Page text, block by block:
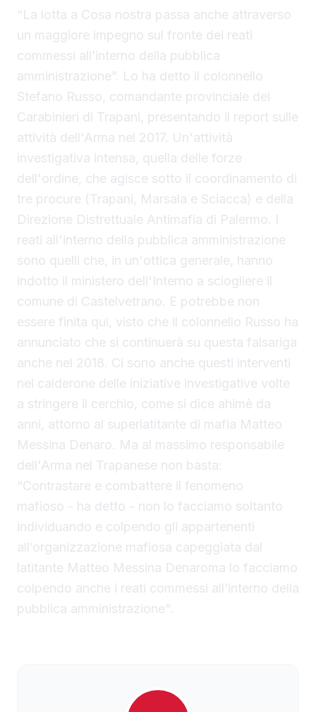
“La lotta a Cosa nostra passa anche attraverso
un maggiore impegno sul fronte dei reati
commessi all’interno della pubblica
amministrazione”. Lo ha detto il colonnello
Stefano Russo, comandante provinciale dei
Carabinieri di Trapani, presentando il report sulle
attività dell'Arma nel 2017. Un'attività
investigativa intensa, quella delle forze
dell'ordine, che agisce sotto il coordinamento di
tre procure (Trapani, Marsala e Sciacca) e della
Direzione Distrettuale Antimafia di Palermo. I
reati all'interno della pubblica amministrazione
sono quelli che, in un'ottica generale, hanno
indotto il ministero dell'Interno a sciogliere il
comune di Castelvetrano. E potrebbe non
essere finita qui, visto che il colonnello Russo ha
annunciato che si continuerà su questa falsariga
anche nel 2018. Ci sono anche questi interventi
nel calderone delle iniziative investigative volte
a stringere il cerchio, come si dice ahimè da
anni, attorno al superlatitante di mafia Matteo
Messina Denaro. Ma al massimo responsabile
dell'Arma nel Trapanese non basta:
“Contrastare e combattere il fenomeno
mafioso - ha detto - non lo facciamo soltanto
individuando e colpendo gli appartenenti
all’organizzazione mafiosa capeggiata dal
latitante Matteo Messina Denaroma lo facciamo
colpendo anche i reati commessi all’interno della
pubblica amministrazione".